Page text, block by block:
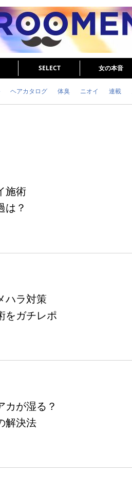
SELECT 女の本音
ヘアカタログ 体臭 ニオイ 連載
施術
は？
ハラ対策
をガチレポ
カが湿る？
解決法